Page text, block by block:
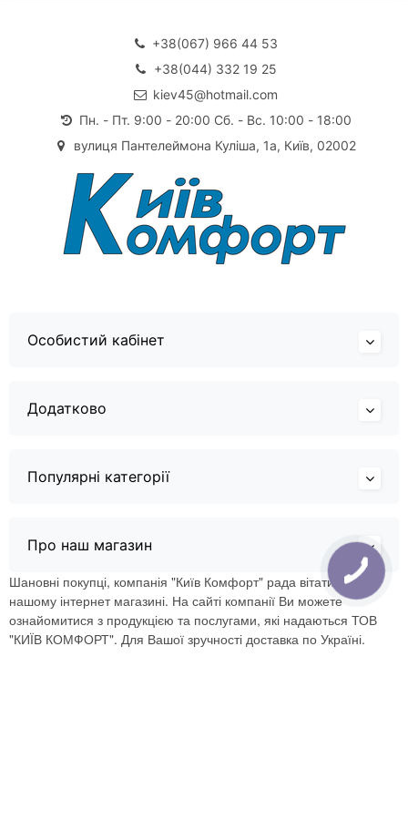
+38(067) 966 44 53
+38(044) 332 19 25
kiev45@hotmail.com
Пн. - Пт. 9:00 - 20:00 Сб. - Вс. 10:00 - 18:00
вулиця Пантелеймона Куліша, 1а, Київ, 02002
Особистий кабінет
Додатково
Популярні категорії
Про наш магазин
Шановні покупці, компанія "Київ Комфорт" рада вітати Вас в
нашому інтернет магазині. На сайті компанії Ви можете
ознайомитися з продукцією та послугами, які надаються ТОВ
"КИЇВ КОМФОРТ". Для Вашої зручності доставка по Україні.